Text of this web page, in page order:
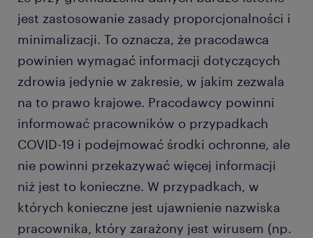
jest zastosowanie zasady proporcjonalności i
minimalizacji. To oznacza, że pracodawca
powinien wymagać informacji dotyczących
zdrowia jedynie w zakresie, w jakim zezwala
na to prawo krajowe. Pracodawcy powinni
informować pracowników o przypadkach
COVID-19 i podejmować środki ochronne, ale
nie powinni przekazywać więcej informacji
niż jest to konieczne. W przypadkach, w
których konieczne jest ujawnienie nazwiska
pracownika, który zarażony jest wirusem (np.